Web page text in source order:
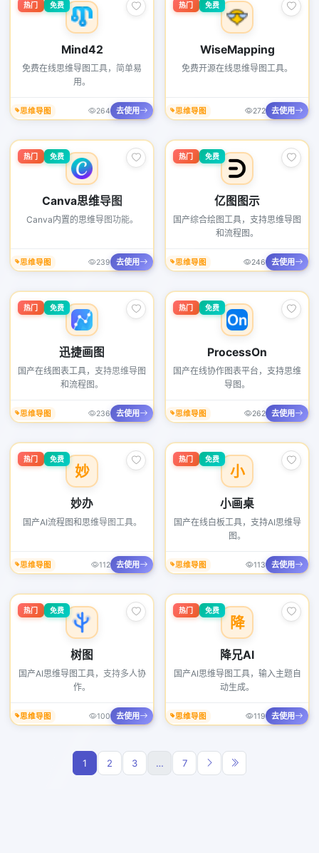
热门 免费
Mind42
免费在线思维导图工具，简单易
用。
思维导图 264 去使用
热门 免费
WiseMapping
免费开源在线思维导图工具。
思维导图 272 去使用
热门 免费
Canva思维导图
Canva内置的思维导图功能。
思维导图 239 去使用
热门 免费
亿图图示
国产综合绘图工具，支持思维导图
和流程图。
思维导图 246 去使用
热门 免费
迅捷画图
国产在线图表工具，支持思维导图
和流程图。
思维导图 236 去使用
热门 免费
ProcessOn
国产在线协作图表平台，支持思维
导图。
思维导图 262 去使用
妙
热门 免费
妙办
国产AI流程图和思维导图工具。
思维导图 112 去使用
小
热门 免费
小画桌
国产在线白板工具，支持AI思维导
图。
思维导图 113 去使用
热门 免费
树图
国产AI思维导图工具，支持多人协
作。
思维导图 100 去使用
降
热门 免费
降兄AI
国产AI思维导图工具，输入主题自
动生成。
思维导图 119 去使用
1 2 3 … 7